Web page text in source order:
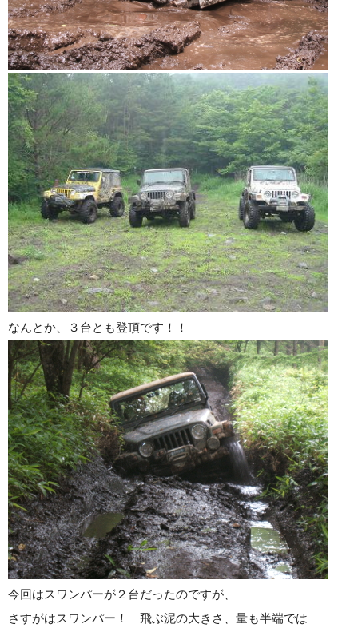
なんとか、３台とも登頂です！！
今回はスワンパーが２台だったのですが、
さすがはスワンパー！ 飛ぶ泥の大きさ、量も半端では